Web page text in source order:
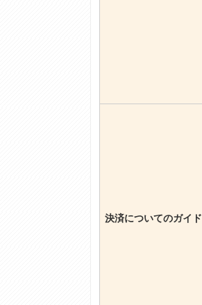
決済についてのガイド